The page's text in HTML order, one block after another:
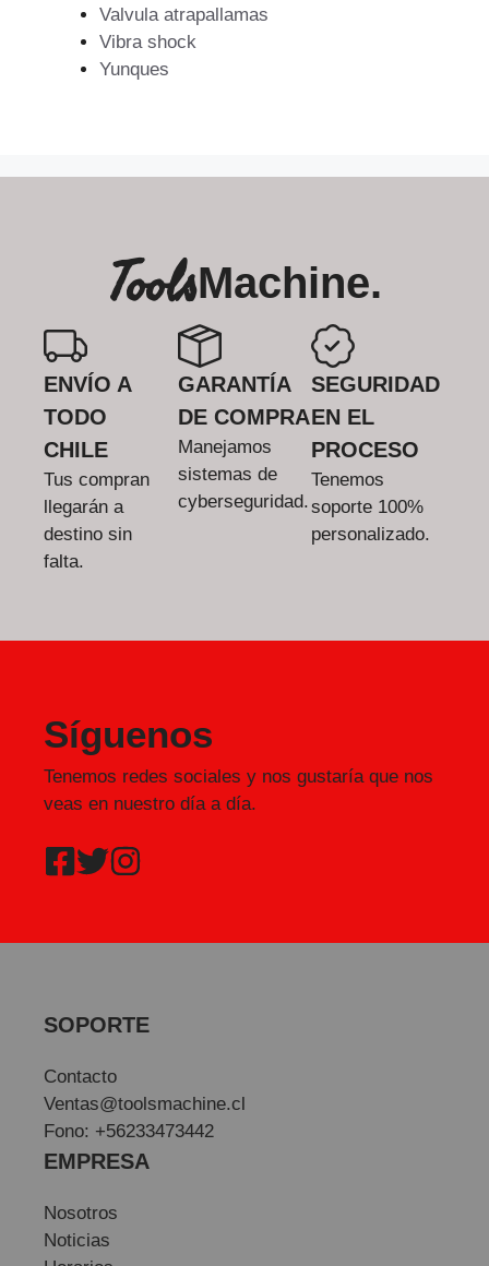
Valvula atrapallamas
Vibra shock
Yunques
ToolsMachine.
ENVÍO A
TODO
CHILE
Tus compran
llegarán a
destino sin
falta.
GARANTÍA
DE COMPRA
Manejamos
sistemas de
cyberseguridad.
SEGURIDAD
EN EL
PROCESO
Tenemos
soporte 100%
personalizado.
Síguenos
Tenemos redes sociales y nos gustaría que nos
veas en nuestro día a día.
SOPORTE
Contacto
Ventas@toolsmachine.cl
Fono: +56233473442
EMPRESA
Nosotros
Noticias